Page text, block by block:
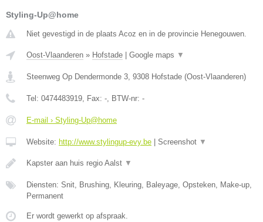
Styling-Up@home
Niet gevestigd in de plaats Acoz en in de provincie Henegouwen.
Oost-Vlaanderen » Hofstade | Google maps ▼
Steenweg Op Dendermonde 3 9308 Hofstade (Oost-Vlaanderen)
Tel: 0474483919 , Fax: - , BTW-nr: -
E-mail › Styling-Up@home
Website: http://www.stylingup-evy.be | Screenshot ▼
Kapster aan huis regio Aalst ▼
Diensten: Snit, Brushing, Kleuring, Baleyage, Opsteken, Make-up,
Permanent
Er wordt gewerkt op afspraak.